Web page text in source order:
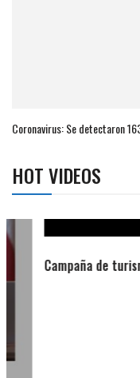
Coronavirus: Se detectaron
HOT VIDEOS
Campaña de turismo